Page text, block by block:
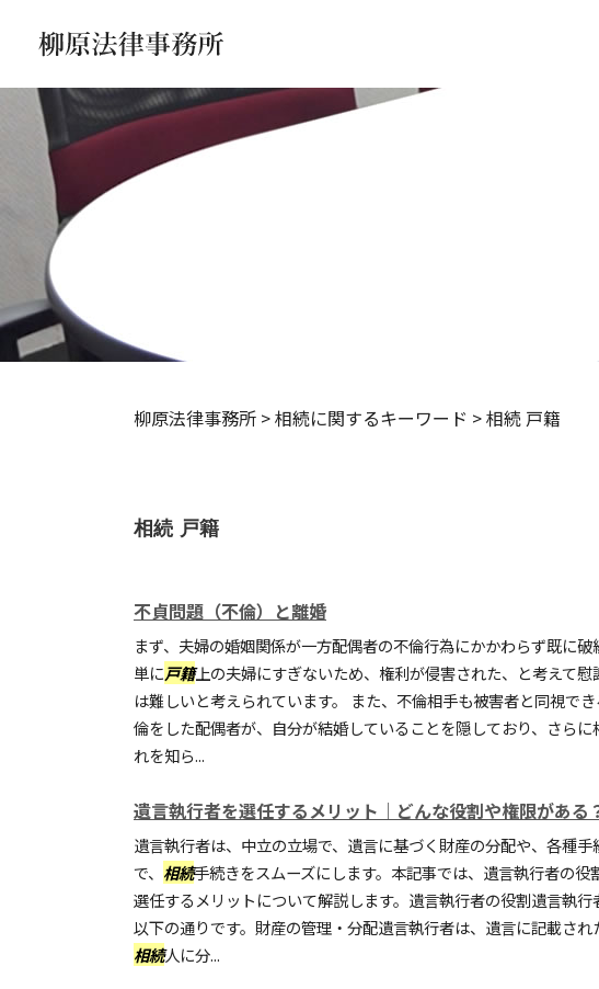
柳原法律事務所 >相続に関するキーワード >相続 戸籍
相続 戸籍
不貞問題（不倫）と離婚
まず、夫婦の婚姻関係が一方配偶者の不倫行為にかかわらず既に破
単に戸籍上の夫婦にすぎないため、権利が侵害された、と考えて慰
は難しいと考えられています。 また、不倫相手も被害者と同視で
倫をした配偶者が、自分が結婚していることを隠しており、さらに
れを知ら...
遺言執行者を選任するメリット｜どんな役割や権限がある
遺言執行者は、中立の立場で、遺言に基づく財産の分配や、各種
で、 相続手続きをスムーズにします。本記事では、遺言執行者の役
選任するメリットについて解説します。遺言執行者の役割遺言執
以下の通りです。財産の管理・分配遺言執行者は、遺言に記載され
相続人に分...